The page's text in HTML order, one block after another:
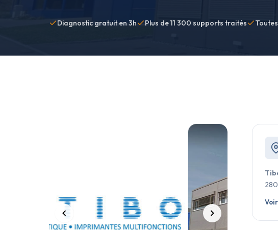
Diagnostic gratuit en 3h Plus de 11 300 supports traités